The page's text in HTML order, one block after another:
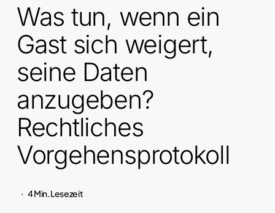
Was tun, wenn ein
Gast sich weigert,
seine Daten
anzugeben?
Rechtliches
Vorgehensprotokoll
4 Min. Lesezeit